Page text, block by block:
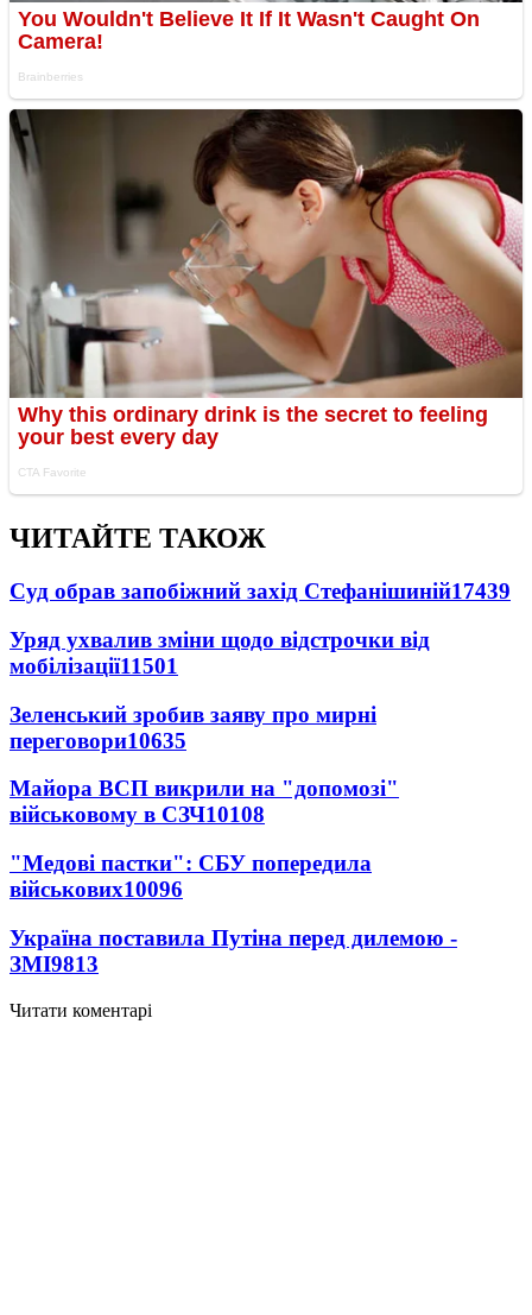
ЧИТАЙТЕ ТАКОЖ
Суд обрав запобіжний захід Стефанішиній17439
Уряд ухвалив зміни щодо відстрочки від
мобілізації11501
Зеленський зробив заяву про мирні
переговори10635
Майора ВСП викрили на "допомозі"
військовому в СЗЧ10108
"Медові пастки": СБУ попередила
військових10096
Україна поставила Путіна перед дилемою -
ЗМІ9813
Читати коментарі